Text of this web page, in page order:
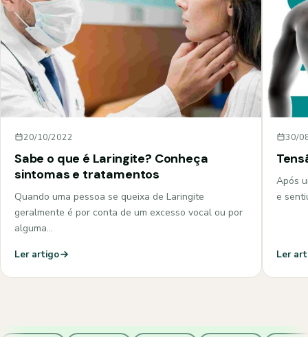
20/10/2022
Sabe o que é Laringite? Conheça
sintomas e tratamentos
Quando uma pessoa se queixa de Laringite
geralmente é por conta de um excesso vocal ou por
alguma…
Ler artigo
30/
Após
e
Ler